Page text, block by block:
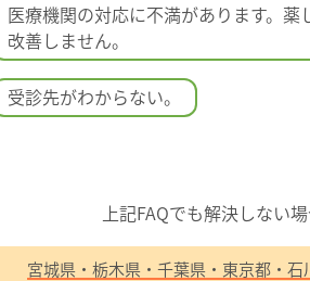
医療機関の対応に不満があります。
改善しません。
受診先がわからない。
上記FAQでも解決しない場
宮城県・栃木県・千葉県・東京都・